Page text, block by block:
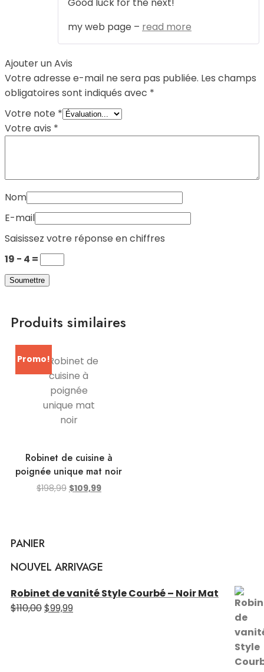
Good luck for the next!
my web page – read more
Ajouter un Avis
Votre adresse e-mail ne sera pas publiée. Les champs
obligatoires sont indiqués avec *
Votre note *
Votre avis *
Nom
E-mail
Saisissez votre réponse en chiffres
19 − 4 =
Produits similaires
Promo!
Robinet de cuisine à
poignée unique mat noir
$198,99 Le
$109,99Le
PANIER
NOUVEL ARRIVAGE
Robinet de vanité Style Courbé – Noir Mat
$110,00Le
$99,99